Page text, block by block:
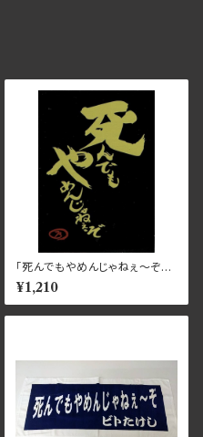
「死んでもやめんじゃねぇ～ぞ」
カードスリーブ
¥1,210